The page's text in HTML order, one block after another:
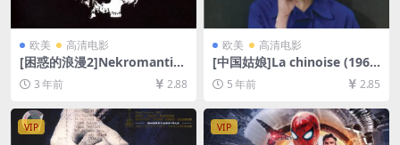
欧美 高清电影
[困惑的浪漫2]Nekromantik
2 (1991)[百度网盘+夸克网盘1
080P超清未删减资源][网盘在
文字幕]
3 年前 2.88
欧美 高清电影
[中国姑娘]La chinoise (196
7)[百度网盘+迅雷云盘资源10
80P超清未删减][MP4/6.1GB]
5 年前 2.85
VIP VIP